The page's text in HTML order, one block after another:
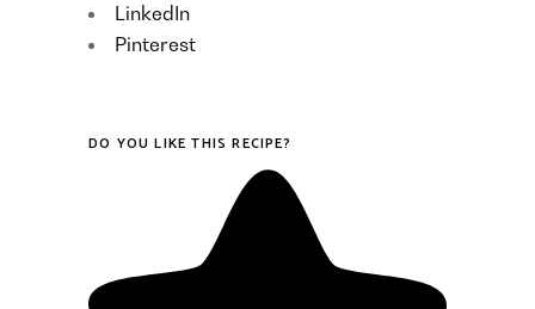
LinkedIn
Pinterest
DO YOU LIKE THIS RECIPE?